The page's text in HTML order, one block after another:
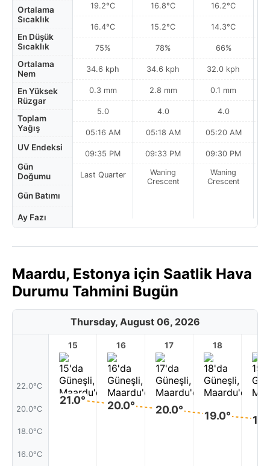
Ortalama
Sıcaklık
En Düşük
Sıcaklık
Ortalama
Nem
En Yüksek
Rüzgar
Toplam
Yağış
UV Endeksi
Gün
Doğumu
Gün Batımı
Ay Fazı
19.2°C
16.4°C
75%
34.6 kph
0.3 mm
5.0
05:16 AM
09:35 PM
Last Quarter
16.8°C
15.2°C
78%
34.6 kph
2.8 mm
4.0
05:18 AM
09:33 PM
Waning
Crescent
16.2°C
14.3°C
66%
32.0 kph
0.1 mm
4.0
05:20 AM
09:30 PM
Waning
Crescent
Maardu, Estonya için Saatlik Hava
Durumu Tahmini Bugün
Thursday, August 06, 2026
22.0°C
20.0°C
18.0°C
16.0°C
15
21.0°
16
20.0°
17
20.0°
18
19.0°